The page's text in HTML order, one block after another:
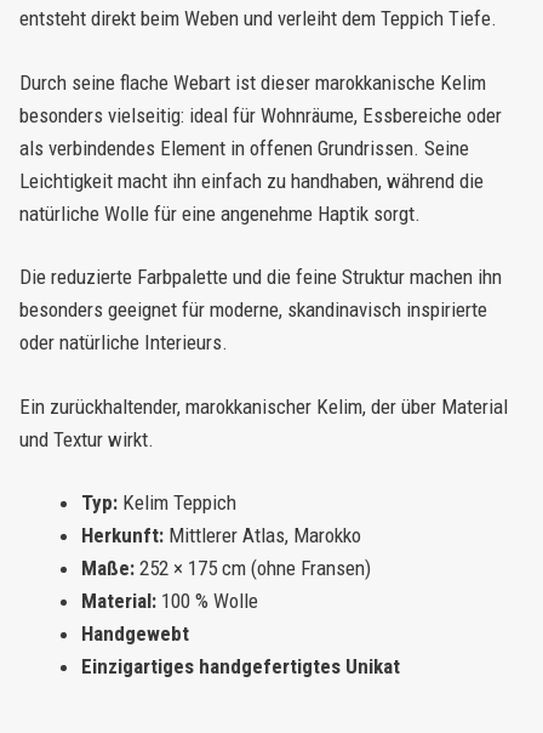
entsteht direkt beim Weben und verleiht dem Teppich Tiefe.
Durch seine flache Webart ist dieser marokkanische Kelim
besonders vielseitig: ideal für Wohnräume, Essbereiche oder
als verbindendes Element in offenen Grundrissen. Seine
Leichtigkeit macht ihn einfach zu handhaben, während die
natürliche Wolle für eine angenehme Haptik sorgt.
Die reduzierte Farbpalette und die feine Struktur machen ihn
besonders geeignet für moderne, skandinavisch inspirierte
oder natürliche Interieurs.
Ein zurückhaltender, marokkanischer Kelim, der über Material
und Textur wirkt.
Typ: Kelim Teppich
Herkunft: Mittlerer Atlas, Marokko
Maße: 252 × 175 cm (ohne Fransen)
Material: 100 % Wolle
Handgewebt
Einzigartiges handgefertigtes Unikat